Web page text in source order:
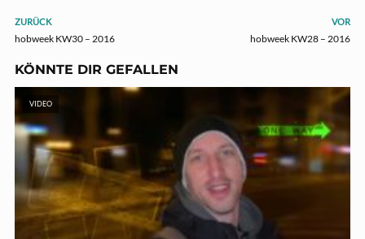
ZURÜCK
hobweek KW30 – 2016
VOR
hobweek KW28 – 2016
KÖNNTE DIR GEFALLEN
VIDEO